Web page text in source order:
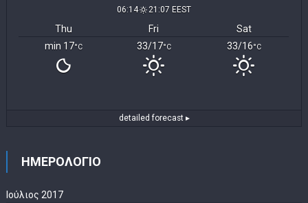
06:14 21:07 EEST
Thu Fri
Sat
min 17°C 33/17°C 33/16°C
detailed forecast ▸
ΗΜΕΡΟΛΟΓΙΟ
Ιούλιος 2017